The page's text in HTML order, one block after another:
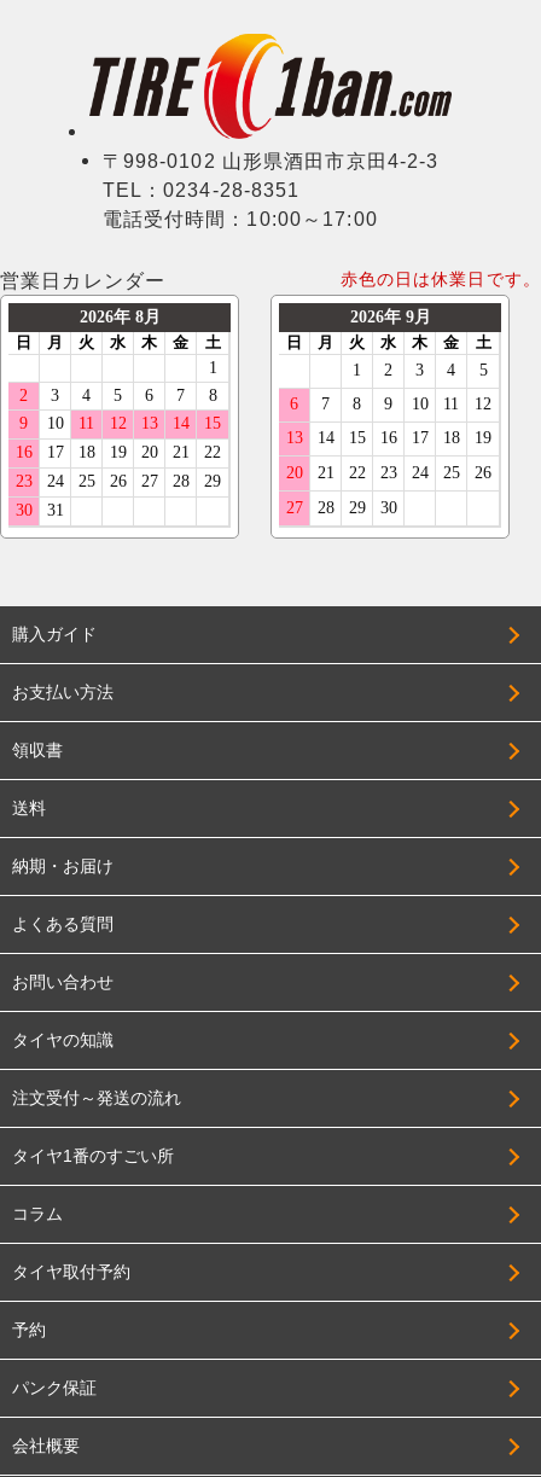
〒998-0102 山形県酒田市京田4-2-3
TEL：0234-28-8351
電話受付時間：10:00～17:00
営業日カレンダー 赤色の日は休業日です。
購入ガイド
お支払い方法
領収書
送料
納期・お届け
よくある質問
お問い合わせ
タイヤの知識
注文受付～発送の流れ
タイヤ1番のすごい所
コラム
タイヤ取付予約
予約
パンク保証
会社概要